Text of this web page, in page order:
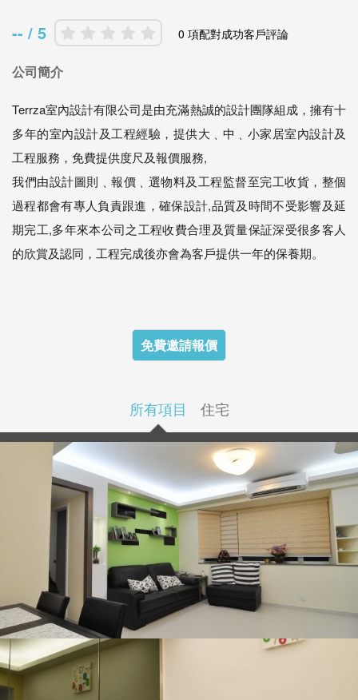
-- / 5 0 項配對成功客戶評論
公司簡介
Terrza室內設計有限公司是由充滿熱誠的設計團隊組成，擁有十
多年的室內設計及工程經驗，提供大﹑中﹑小家居室內設計及
工程服務，免費提供度尺及報價服務,
我們由設計圖則﹑報價﹑選物料及工程監督至完工收貨，整個
過程都會有專人負責跟進，確保設計,品質及時間不受影響及延
期完工,多年來本公司之工程收費合理及質量保証深受很多客人
的欣賞及認同，工程完成後亦會為客戶提供一年的保養期。
免費邀請報價
所有項目 住宅